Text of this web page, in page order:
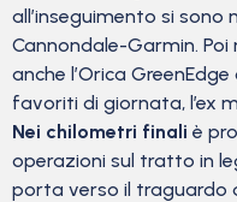
all’inseguimento si sono
Cannondale-Garmin.
anche l’Orica
favoriti di giornata, l’ex
Nei chilometri finali è
operazioni sul tratto in
porta verso il traguardo